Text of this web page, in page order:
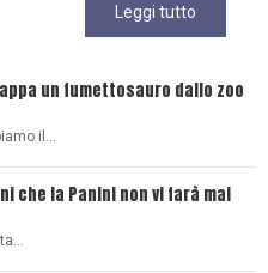
Leggi tutto
un fumettosauro dallo zoo
il…
che la Panini non vi farà mai